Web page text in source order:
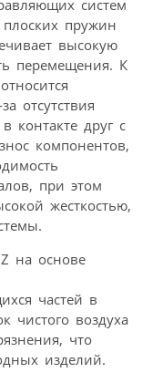
систем
пружин
высокую
перемещения. К
отсутствия
контакте друг с
компонентов,
при этом
жесткостью,
частей в
чистого воздуха
что
изделий.